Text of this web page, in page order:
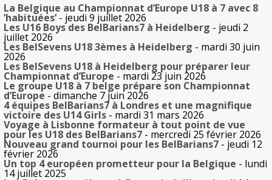
La Belgique au Championnat d’Europe U18 à 7 avec 8
’habituées’- jeudi 9 juillet 2026
Les U16 Boys des BelBarians7 à Heidelberg - jeudi 2
juillet 2026
Les BelSevens U18 3èmes à Heidelberg - mardi 30 juin
2026
Les BelSevens U18 à Heidelberg pour préparer leur
Championnat d’Europe - mardi 23 juin 2026
Le groupe U18 à 7 belge prépare son Championnat
d’Europe - dimanche 7 juin 2026
4 équipes BelBarians7 à Londres et une magnifique
victoire des U14 Girls - mardi 31 mars 2026
Voyage à Lisbonne formateur à tout point de vue
pour les U18 des BelBarians7 - mercredi 25 février 2026
Nouveau grand tournoi pour les BelBarians7 - jeudi 12
février 2026
Un top 4 européen prometteur pour la Belgique - lundi
14 juillet 2025